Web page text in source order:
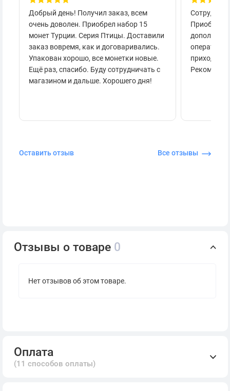
Добрый день! Получил заказ, всем
очень доволен. Приобрел набор 15
монет Турции. Серия Птицы. Доставили
заказ вовремя, как и договаривались.
Упакован хорошо, все монетки новые.
Ещё раз, спасибо. Буду сотрудничать с
магазином и дальше. Хорошего дня!
приходило
Оставить отзыв Все отзывы
Отзывы о товаре 0
Нет отзывов об этом товаре.
Оплата
(11 способов оплаты)